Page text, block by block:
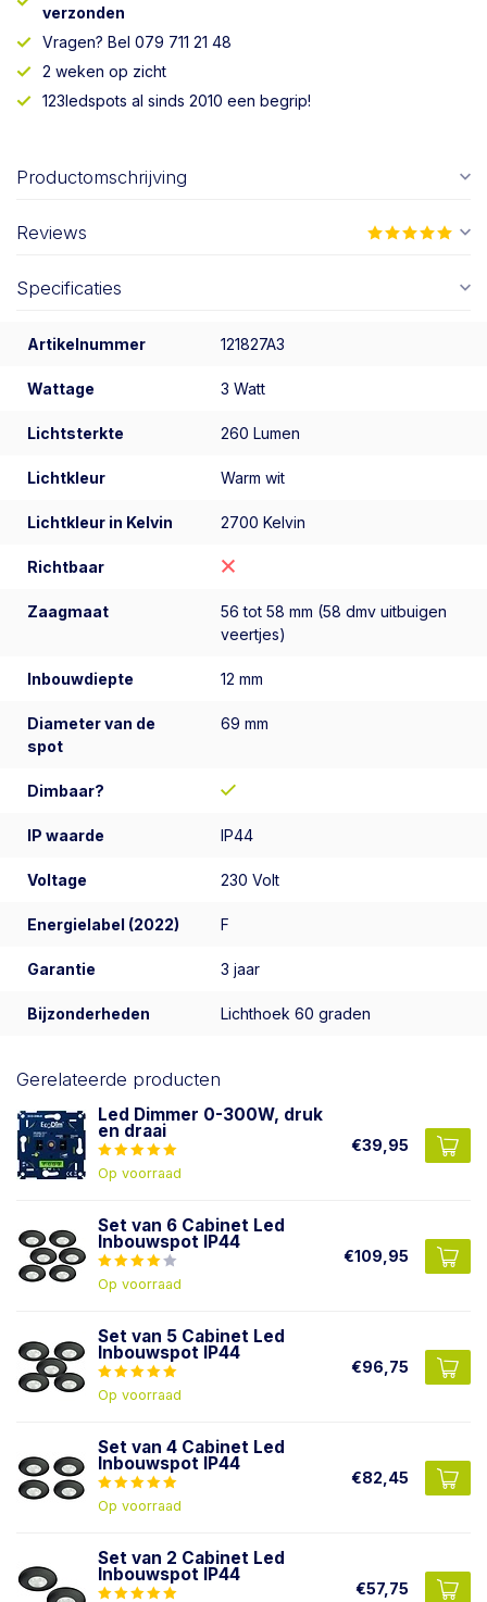
verzonden
Vragen? Bel 079 711 21 48
2 weken op zicht
123ledspots al sinds 2010 een begrip!
Productomschrijving
Reviews
Specificaties
Artikelnummer 121827A3
Wattage 3 Watt
Lichtsterkte 260 Lumen
Lichtkleur Warm wit
Lichtkleur in Kelvin 2700 Kelvin
Richtbaar
Zaagmaat
56 tot 58 mm (58 dmv uitbuigen
veertjes)
Inbouwdiepte 12 mm
Diameter van de
spot
69 mm
Dimbaar?
IP waarde IP44
Voltage 230 Volt
Energielabel (2022) F
Garantie 3 jaar
Bijzonderheden Lichthoek 60 graden
Gerelateerde producten
Led Dimmer 0-300W, druk
en draai
Op voorraad
€39,95
Set van 6 Cabinet Led
Inbouwspot IP44
Op voorraad
€109,95
Set van 5 Cabinet Led
Inbouwspot IP44
Op voorraad
€96,75
Set van 4 Cabinet Led
Inbouwspot IP44
Op voorraad
€82,45
Set van 2 Cabinet Led
Inbouwspot IP44
€57,75